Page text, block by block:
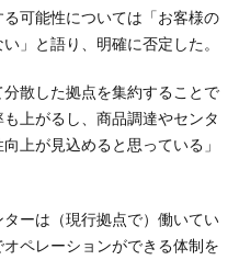
可能性については「お客様の
」と語り、明確に否定した。
散した拠点を集約することで
上がるし、商品調達やセンタ
上が見込めると思っている」
ーは（現行拠点で）働いてい
ペレーションができる体制を